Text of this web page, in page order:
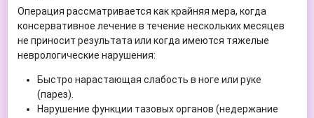
Операция рассматривается как крайняя мера, когда
консервативное лечение в течение нескольких месяцев
не приносит результата или когда имеются тяжелые
неврологические нарушения:
Быстро нарастающая слабость в ноге или руке
(парез).
Нарушение функции тазовых органов (недержание